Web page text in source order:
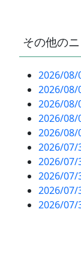
その他の
2026/08/
2026/08/
2026/08/
2026/08/
2026/08/
2026/07/
2026/07/
2026/07/
2026/07/
2026/07/